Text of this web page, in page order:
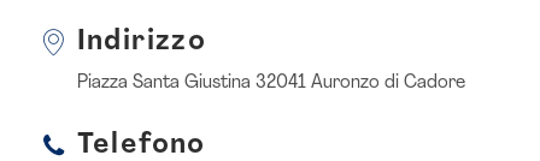
Indirizzo
Piazza Santa Giustina 32041 Auronzo di Cadore
Telefono